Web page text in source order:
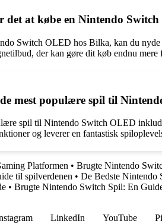
det at købe en Nintendo
Switch OLED hos Bilka, kan du
der kan gøre dit køb endnu mere
mest populære spil til
spil til Nintendo Switch OLED
og leverer en fantastisk
Platformen • Brugte Nintendo
til spilverdenen • De Bedste Nintendo
• Brugte Nintendo Switch Spil: En
LinkedIn YouTube